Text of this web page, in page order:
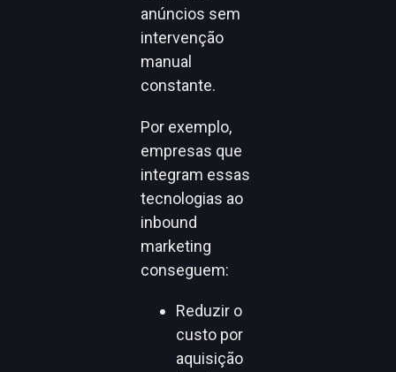
anúncios sem
intervenção
manual
constante.
Por exemplo,
empresas que
integram essas
tecnologias ao
inbound
marketing
conseguem:
Reduzir o
custo por
aquisição